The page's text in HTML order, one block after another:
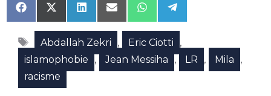
Share
on
Facebook
Share
on
X
(Twitter)
Share
on
LinkedIn
Share
on
Email
Share
on
WhatsApp
Share
on
Telegram
Étiquettes
Abdallah Zekri , Eric Ciotti ,
islamophobie , Jean Messiha , LR , Mila ,
racisme